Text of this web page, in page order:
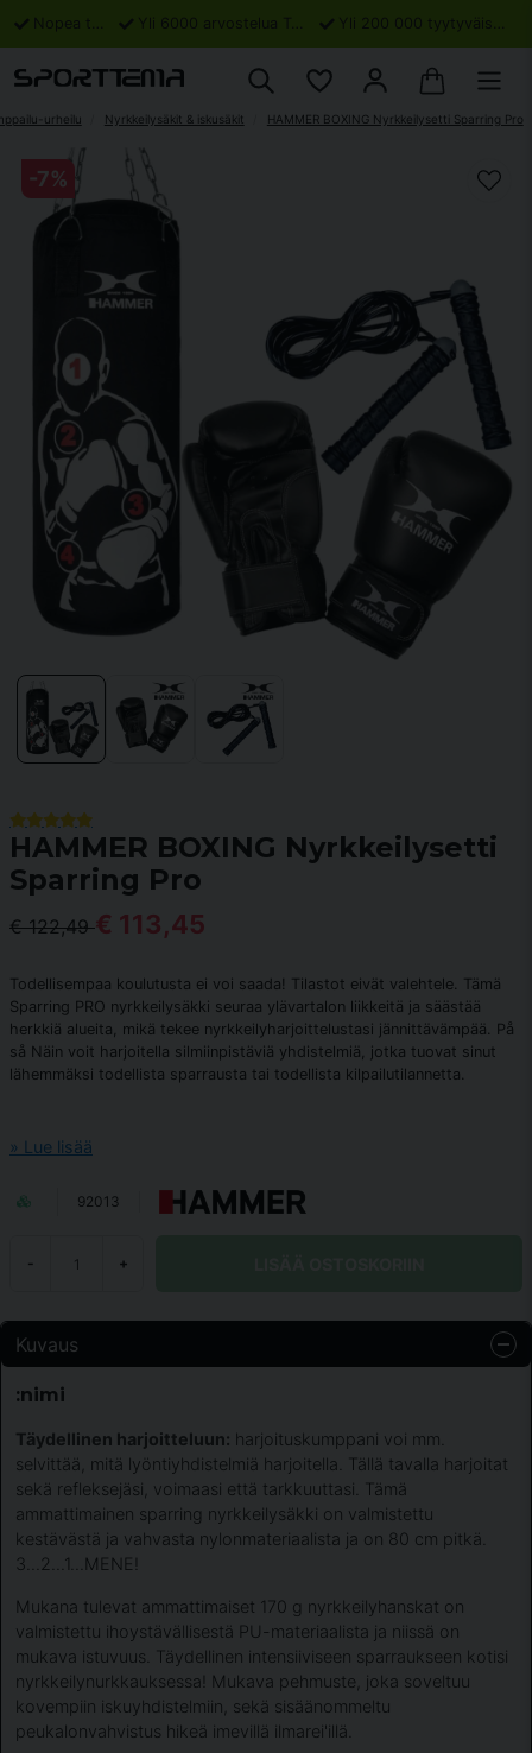
Nopea toimitus Yli 6000 arvostelua Trustpilotissa Yli 200 000 tyytyväistä asiakasta
urheilu Nyrkkeilysäkit & iskusäkit HAMMER BOXING Nyrkkeilysetti Sparring Pro
-7%
HAMMER BOXING Nyrkkeilysetti
Sparring Pro
€ 122,49€ 113,45
Todellisempaa koulutusta ei voi saada! Tilastot eivät valehtele. Tämä
Sparring PRO nyrkkeilysäkki seuraa ylävartalon liikkeitä ja säästää
herkkiä alueita, mikä tekee nyrkkeilyharjoittelustasi jännittävämpää. På
så Näin voit harjoitella silmiinpistäviä yhdistelmiä, jotka tuovat sinut
lähemmäksi todellista sparrausta tai todellista kilpailutilannetta.
Lue lisää
92013
- +
Kuvaus
:nimi
Täydellinen harjoitteluun: harjoituskumppani voi mm.
selvittää, mitä lyöntiyhdistelmiä harjoitella. Tällä tavalla harjoitat
sekä refleksejäsi, voimaasi että tarkkuuttasi. Tämä
ammattimainen sparring nyrkkeilysäkki on valmistettu
kestävästä ja vahvasta nylonmateriaalista ja on 80 cm pitkä.
3...2...1...MENE!
Mukana tulevat ammattimaiset 170 g nyrkkeilyhanskat on
valmistettu ihoystävällisestä PU-materiaalista ja niissä on
mukava istuvuus. Täydellinen intensiiviseen sparraukseen kotisi
nyrkkeilynurkkauksessa! Mukava pehmuste, joka soveltuu
kovempiin iskuyhdistelmiin, sekä sisäänommeltu
peukalonvahvistus hikeä imevillä ilmarei'illä.